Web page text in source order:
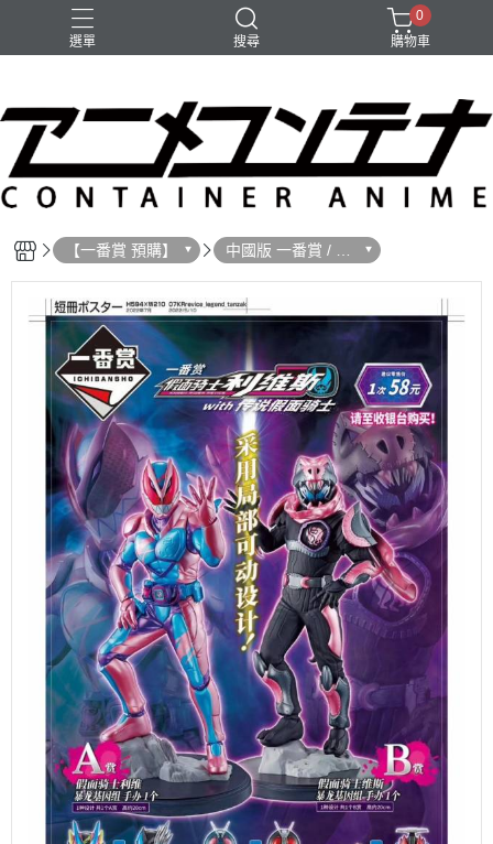
選單 搜尋
0
購物車
【一番賞 預購】
中國版 一番賞 / 預
購